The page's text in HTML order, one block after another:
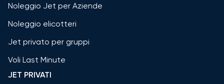
Noleggio Jet per Aziende
Noleggio elicotteri
Jet privato per gruppi
Voli Last Minute
JET PRIVATI